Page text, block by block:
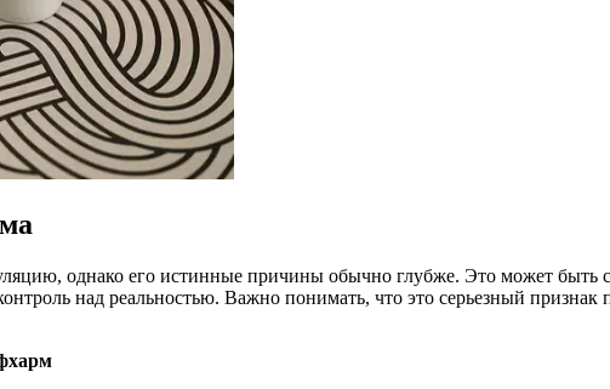
однако его истинные причины обычно глубже. Это может быть
над реальностью. Важно понимать, что это серьезный признак